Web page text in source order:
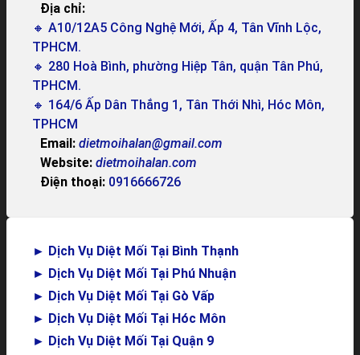
Địa chỉ:
🔸 A10/12A5 Công Nghệ Mới, Ấp 4, Tân Vĩnh Lộc,
TPHCM.
🔸 280 Hoà Bình, phường Hiệp Tân, quận Tân Phú,
TPHCM.
🔸 164/6 Ấp Dân Thắng 1, Tân Thới Nhì, Hóc Môn,
TPHCM
Email: dietmoihalan@gmail.com
Website: dietmoihalan.com
Điện thoại: 0916666726
► Dịch Vụ Diệt Mối Tại Bình Thạnh
► Dịch Vụ Diệt Mối Tại Phú Nhuận
► Dịch Vụ Diệt Mối Tại Gò Vấp
► Dịch Vụ Diệt Mối Tại Hóc Môn
► Dịch Vụ Diệt Mối Tại Quận 9